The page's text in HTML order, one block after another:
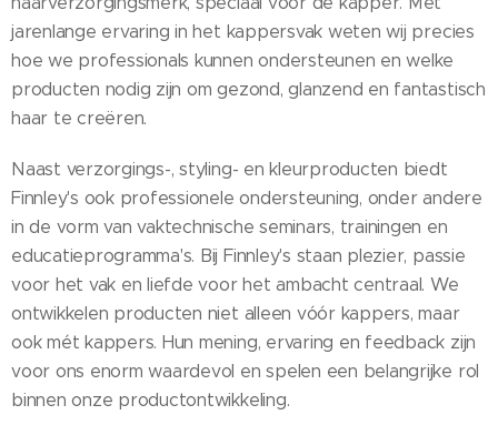
jarenlange ervaring in het kappersvak weten wij precies
hoe we professionals kunnen ondersteunen en welke
producten nodig zijn om gezond, glanzend en fantastisch
haar te creëren.
Naast verzorgings-, styling- en kleurproducten biedt
Finnley's ook professionele ondersteuning, onder andere
in de vorm van vaktechnische seminars, trainingen en
educatieprogramma's. Bij Finnley's staan plezier, passie
voor het vak en liefde voor het ambacht centraal. We
ontwikkelen producten niet alleen vóór kappers, maar
ook mét kappers. Hun mening, ervaring en feedback zijn
voor ons enorm waardevol en spelen een belangrijke rol
binnen onze productontwikkeling.